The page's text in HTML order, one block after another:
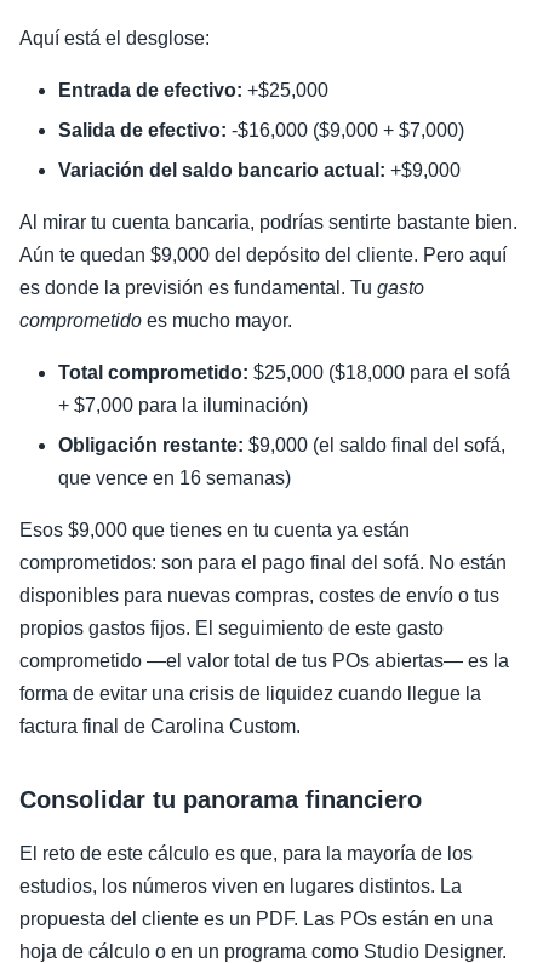
Aquí está el desglose:
Entrada de efectivo: +$25,000
Salida de efectivo: -$16,000 ($9,000 + $7,000)
Variación del saldo bancario actual: +$9,000
Al mirar tu cuenta bancaria, podrías sentirte bastante bien.
Aún te quedan $9,000 del depósito del cliente. Pero aquí
es donde la previsión es fundamental. Tu gasto
comprometido es mucho mayor.
Total comprometido: $25,000 ($18,000 para el sofá
+ $7,000 para la iluminación)
Obligación restante: $9,000 (el saldo final del sofá,
que vence en 16 semanas)
Esos $9,000 que tienes en tu cuenta ya están
comprometidos: son para el pago final del sofá. No están
disponibles para nuevas compras, costes de envío o tus
propios gastos fijos. El seguimiento de este gasto
comprometido —el valor total de tus POs abiertas— es la
forma de evitar una crisis de liquidez cuando llegue la
factura final de Carolina Custom.
Consolidar tu panorama financiero
El reto de este cálculo es que, para la mayoría de los
estudios, los números viven en lugares distintos. La
propuesta del cliente es un PDF. Las POs están en una
hoja de cálculo o en un programa como Studio Designer.